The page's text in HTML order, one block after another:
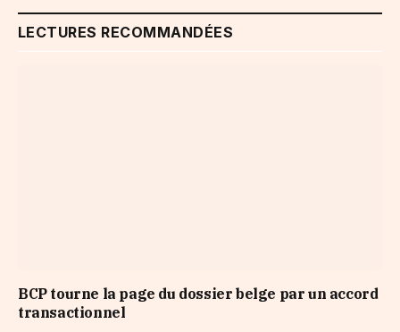
LECTURES RECOMMANDÉES
BCP tourne la page du dossier belge par un accord
transactionnel